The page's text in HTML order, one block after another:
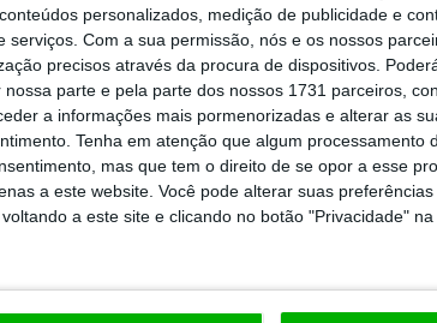
personalizados, medição de publicidade e
serviços. Com a sua permissão, nós e os nossos
precisos através da procura de dispositivos.
parte e pela parte dos nossos 1731 parceiros,
a informações mais pormenorizadas e alterar as
Tenha em atenção que algum processamento
mas que tem o direito de se opor a esse
a este website. Você pode alterar suas
a este site e clicando no botão "Privacidade"
possam perder a eficácia se forem
a Covid-19.
https://eco.sapo.pt/2021/06/28/terceira-dose-da-astrazeneca-fortalece-protecao-contra-a-covid-19/